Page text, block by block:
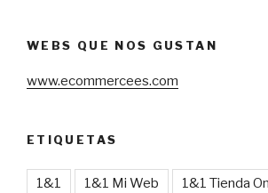
WEBS QUE NOS GUSTAN
www.ecommercees.com
ETIQUETAS
1&1 1&1 Mi Web 1&1 Tienda